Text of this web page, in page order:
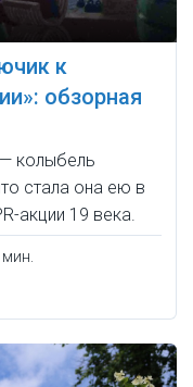
к
обзорная
колыбель
стала она ею в
акции 19 века.